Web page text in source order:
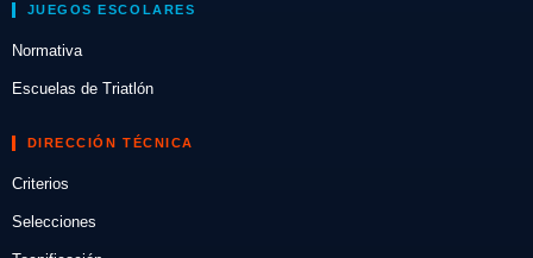
JUEGOS ESCOLARES
Normativa
Escuelas de Triatlón
DIRECCIÓN TÉCNICA
Criterios
Selecciones